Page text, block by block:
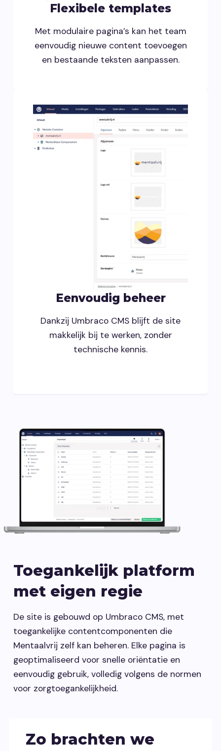
Flexibele templates
Met modulaire pagina’s kan het team
eenvoudig nieuwe content toevoegen
en bestaande teksten aanpassen.
Eenvoudig beheer
Dankzij Umbraco CMS blijft de site
makkelijk bij te werken, zonder
technische kennis.
Toegankelijk platform
met eigen regie
De site is gebouwd op Umbraco CMS, met
toegankelijke contentcomponenten die
Mentaalvrij zelf kan beheren. Elke pagina is
geoptimaliseerd voor snelle oriëntatie en
eenvoudig gebruik, volledig volgens de normen
voor zorgtoegankelijkheid.
Zo brachten we